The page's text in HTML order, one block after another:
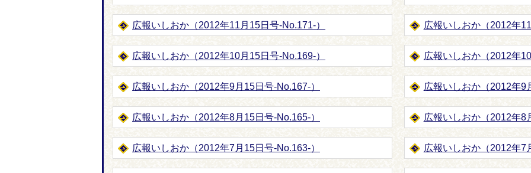
広報いしおか（2012年11月15日号-No.171-） 広報いしおか（2012年
広報いしおか（2012年10月15日号-No.169-） 広報いしおか（2012年
広報いしおか（2012年9月15日号-No.167-） 広報いしおか（2012年9
広報いしおか（2012年8月15日号-No.165-） 広報いしおか（2012年8
広報いしおか（2012年7月15日号-No.163-） 広報いしおか（2012年7